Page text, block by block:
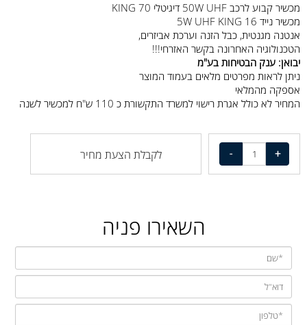
מכשיר קבוע לרכב 50W UHF דיגיטלי KING 70
מכשיר נייד 5W UHF KING 16
אנטנה מגנטית, כבל הזנה וערכת אביזרים,
הטכנולוגיה האחרונה בקשר האזרחי!!!
יבואן: ענק הבטיחות בע"מ
ניתן לראות מפרטים מלאים בעמוד המוצר
אספקה מהמלאי
המחיר לא כולל אגרת רישוי למשרד התקשורת כ 110 ש"ח למכשיר לשנה
לקבלת הצעת מחיר
השאירו פניה